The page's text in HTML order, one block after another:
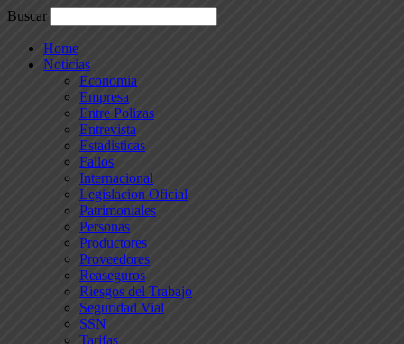
Buscar
Home
Noticias
Economia
Empresa
Entre Polizas
Entrevista
Estadisticas
Fallos
Internacional
Legislacion Oficial
Patrimoniales
Personas
Productores
Proveedores
Reaseguros
Riesgos del Trabajo
Seguridad Vial
SSN
Tarifas